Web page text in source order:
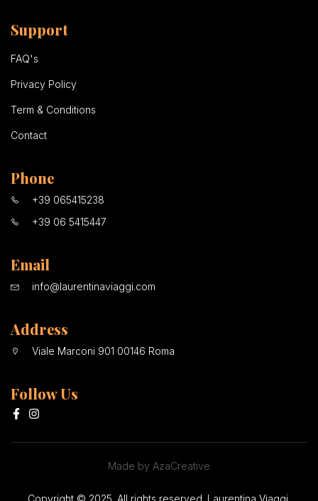
Support
FAQ's
Privacy Policy
Term & Conditions
Contact
Phone
+39 065415238
+39 06 5415447
Email
info@laurentinaviaggi.com
Address
Viale Marconi 901 00146 Roma
Follow Us
Made by AzaCreative
Copyright © 2025. All rights reserved. Laurentina Viaggi.